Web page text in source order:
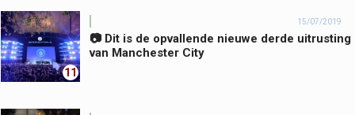
11
15/07/2019
📷 Dit is de opvallende nieuwe derde uitrusting
van Manchester City